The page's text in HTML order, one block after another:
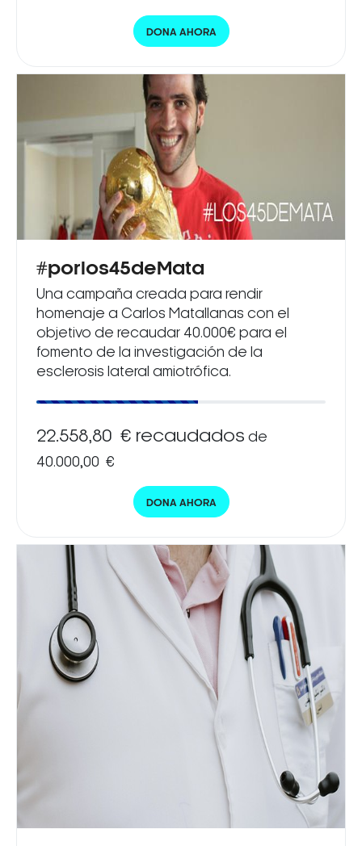
DONA AHORA
#porlos45deMata
Una campaña creada para rendir
homenaje a Carlos Matallanas con el
objetivo de recaudar 40.000€ para el
fomento de la investigación de la
esclerosis lateral amiotrófica.
22.558,80 € recaudados de
40.000,00 €
DONA AHORA